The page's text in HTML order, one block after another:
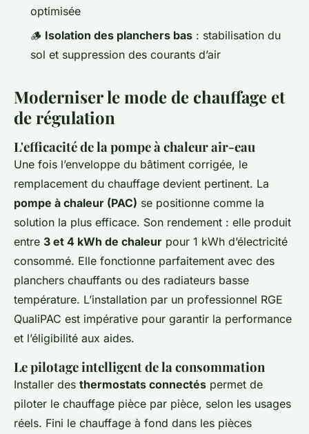
optimisée
🪵 Isolation des planchers bas : stabilisation du
sol et suppression des courants d’air
Moderniser le mode de chauffage et
de régulation
L'efficacité de la pompe à chaleur air-eau
Une fois l’enveloppe du bâtiment corrigée, le
remplacement du chauffage devient pertinent. La
pompe à chaleur (PAC) se positionne comme la
solution la plus efficace. Son rendement : elle produit
entre 3 et 4 kWh de chaleur pour 1 kWh d’électricité
consommé. Elle fonctionne parfaitement avec des
planchers chauffants ou des radiateurs basse
température. L’installation par un professionnel RGE
QualiPAC est impérative pour garantir la performance
et l’éligibilité aux aides.
Le pilotage intelligent de la consommation
Installer des thermostats connectés permet de
piloter le chauffage pièce par pièce, selon les usages
réels. Fini le chauffage à fond dans les pièces